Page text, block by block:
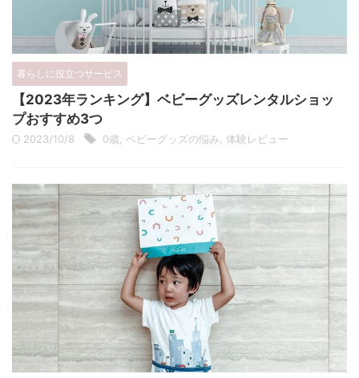
暮らしに役立つサービス
【2023年ランキング】ベビーグッズレンタルショッ
プおすすめ3つ
2023/10/8 0歳 ベビーグッズの悩み 体験レビュー